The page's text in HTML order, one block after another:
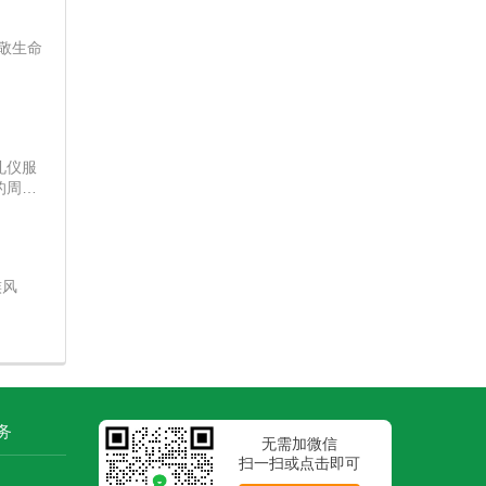
生命
仪服
到
无需加微信
扫一扫或点击即可